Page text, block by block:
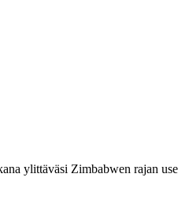
ylittäväsi Zimbabwen rajan